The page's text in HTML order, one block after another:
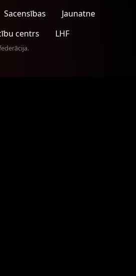
Sacensības
Jaunatne
centrs LHF